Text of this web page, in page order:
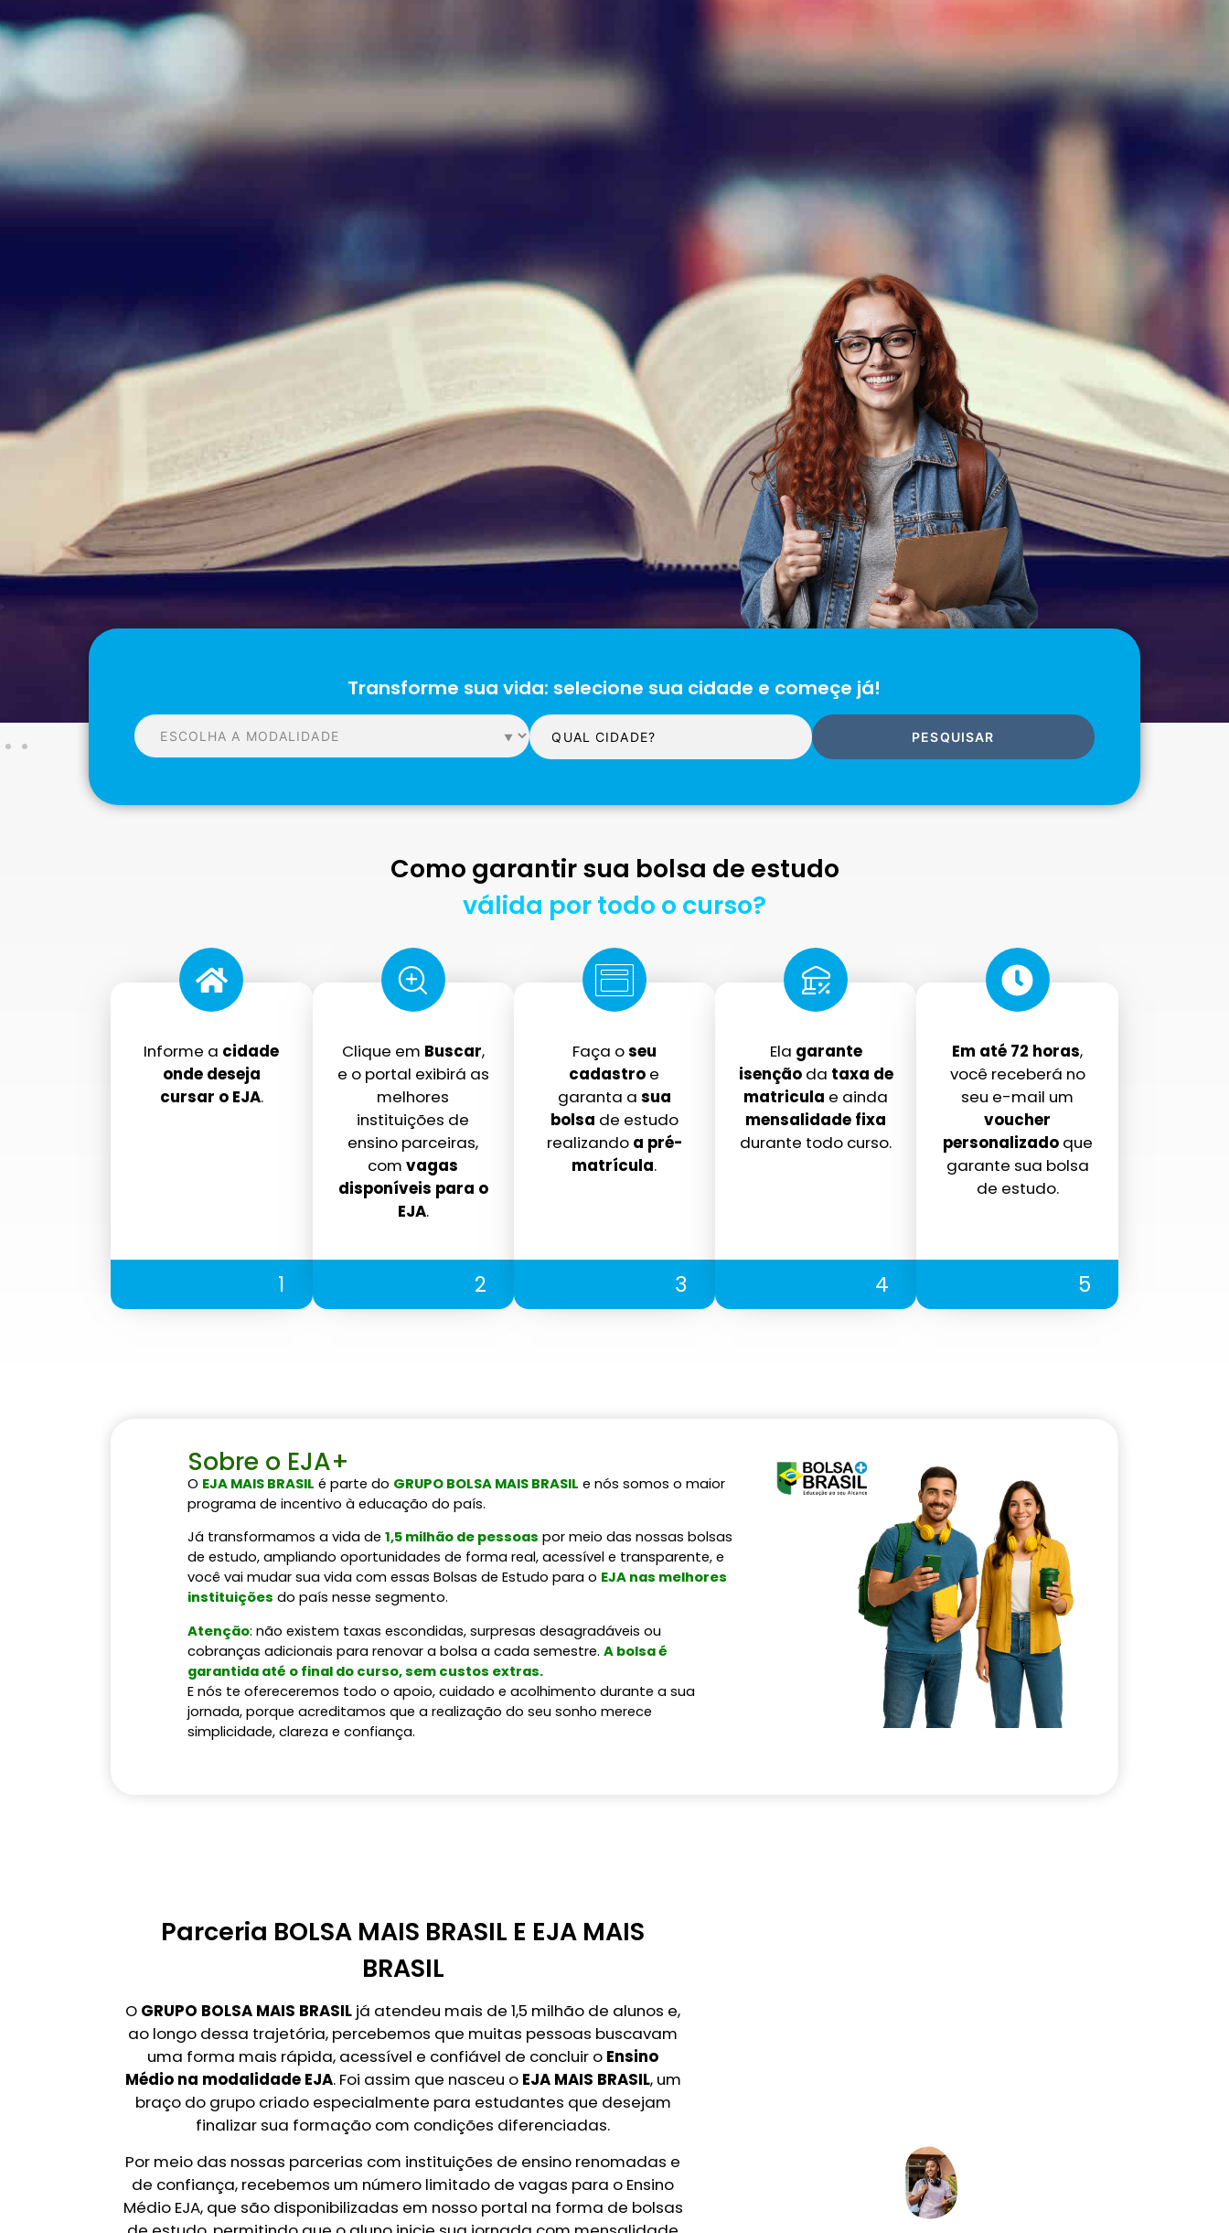
Transforme sua vida: selecione sua cidade e começe já!
PESQUISAR
Como garantir sua bolsa de estudo
válida por todo o curso?
Informe a cidade
onde deseja
cursar o EJA.
1
Clique em Buscar,
e o portal exibirá as
melhores
instituições de
ensino parceiras,
comvagas
disponíveis para o
EJA.
2
Faça oseu
cadastro e
garanta a sua
bolsa de estudo
realizando a pré-
matrícula.
3
Ela garante
isençãoda taxa de
matricula e ainda
mensalidade fixa
durante todo curso.
4
Em até 72 horas,
você receberá no
seu e-mail um
voucher
personalizadoque
garante sua bolsa
de estudo.
5
Sobre o EJA+
O EJA MAIS BRASIL é parte do GRUPO BOLSA MAIS BRASIL e nós somos o maior
programa de incentivo à educação do país.
Já transformamos a vida de1,5 milhão de pessoas por meio das nossas bolsas
de estudo, ampliando oportunidades de forma real, acessível e transparente, e
você vai mudar sua vida com essas Bolsas de Estudo para o EJA nas melhores
instituições do país nesse segmento.
Atenção: não existem taxas escondidas, surpresas desagradáveis ou
cobranças adicionais para renovar a bolsa a cada semestre.A bolsa é
garantida até o final do curso, sem custos extras.
E nós te ofereceremos todo o apoio, cuidado e acolhimento durante a sua
jornada, porque acreditamos que a realização do seu sonho merece
simplicidade, clareza e confiança.
Parceria BOLSA MAIS BRASIL E EJA MAIS
BRASIL
O GRUPO BOLSA MAIS BRASIL já atendeu mais de 1,5 milhão de alunos e,
ao longo dessa trajetória, percebemos que muitas pessoas buscavam
uma forma mais rápida, acessível e confiável de concluir o Ensino
Médio na modalidade EJA. Foi assim que nasceu o EJA MAIS BRASIL, um
braço do grupo criado especialmente para estudantes que desejam
finalizar sua formação com condições diferenciadas.
Por meio das nossas parcerias com instituições de ensino renomadas e
de confiança, recebemos um número limitado de vagas para o Ensino
Médio EJA, que são disponibilizadas em nosso portal na forma de bolsas